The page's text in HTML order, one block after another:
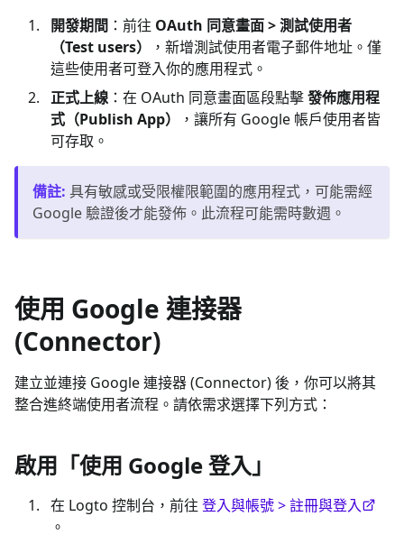
開發期間 ：前往 OAuth 同意畫面 > 測試使用者
（Test users）
，新增測試使用者電子郵件地址。僅
這些使用者可登入你的應用程式。
正式上線 ：在 OAuth 同意畫面區段點擊發佈應用程
式（Publish App）
，讓所有 Google 帳戶使用者皆
可存取。
備註: 具有敏感或受限權限範圍的應用程式，可能需經
Google 驗證後才能發佈。此流程可能需時數週。
使用 Google 連接器
(Connector)
建立並連接 Google 連接器 (Connector) 後，你可以將其
整合進終端使用者流程。請依需求選擇下列方式：
啟用「使用 Google 登入」
在 Logto 控制台，前往 登入與帳號 > 註冊與登入
。